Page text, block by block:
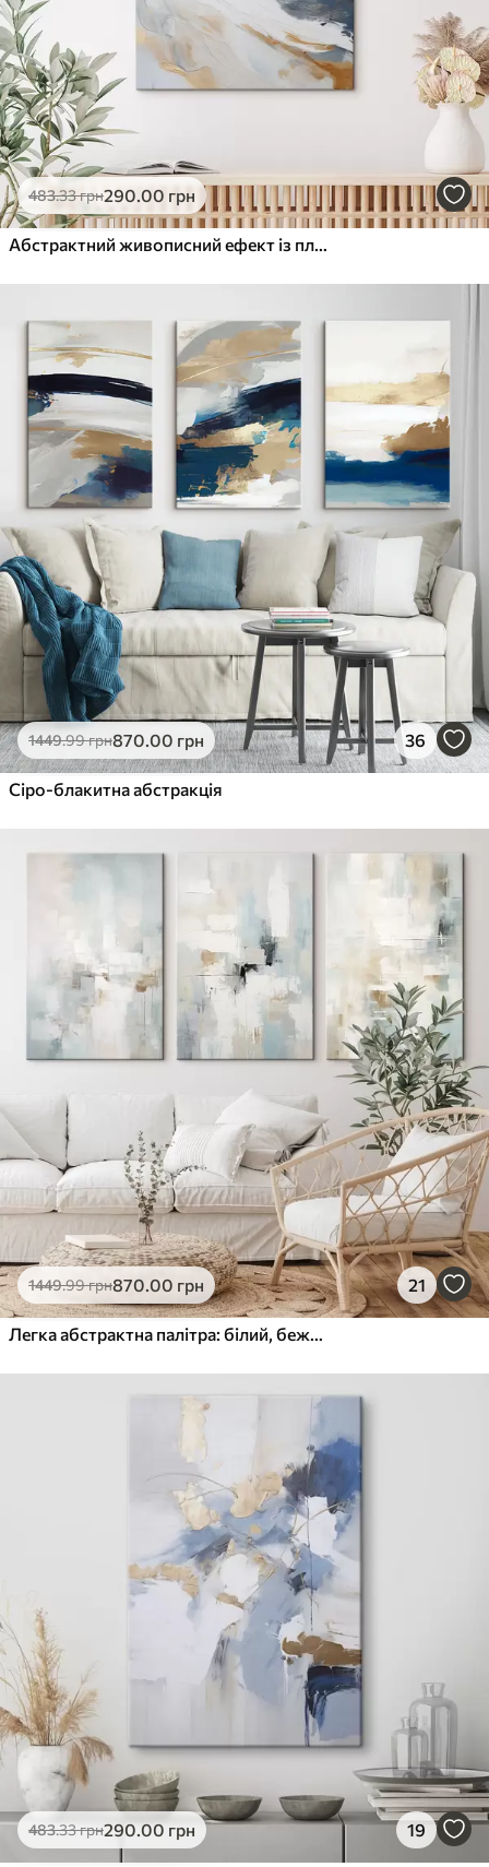
483.33грн290.00 грн
Абстрактний живописний ефект із плавними синіми лініями, фактурне мистецтво
1449.99грн870.00 грн 36
Сіро-блакитна абстракція
1449.99грн870.00 грн 21
Легка абстрактна палітра: білий, бежевий і блідо-блакитний
483.33грн290.00 грн 19